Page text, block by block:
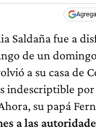
Saldaña fue a
de un
a su casa de
indescriptible
su papá
a las